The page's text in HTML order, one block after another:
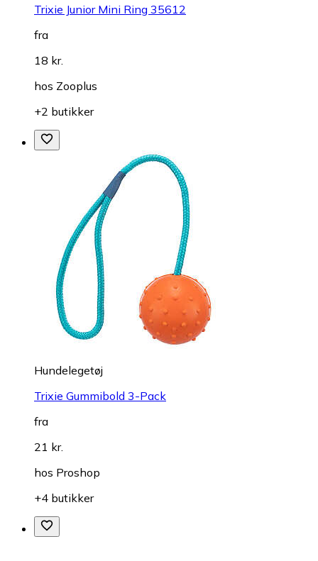
Trixie Junior Mini Ring 35612
fra
18 kr.
hos Zooplus
+2 butikker
Hundelegetøj
Trixie Gummibold 3-Pack
fra
21 kr.
hos Proshop
+4 butikker